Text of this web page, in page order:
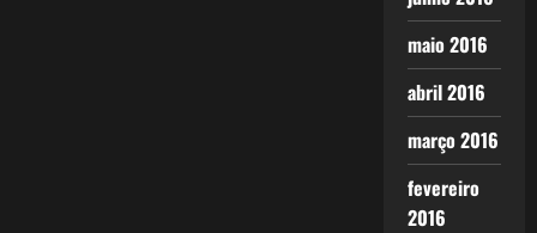
maio 2016
abril 2016
março 2016
fevereiro
2016